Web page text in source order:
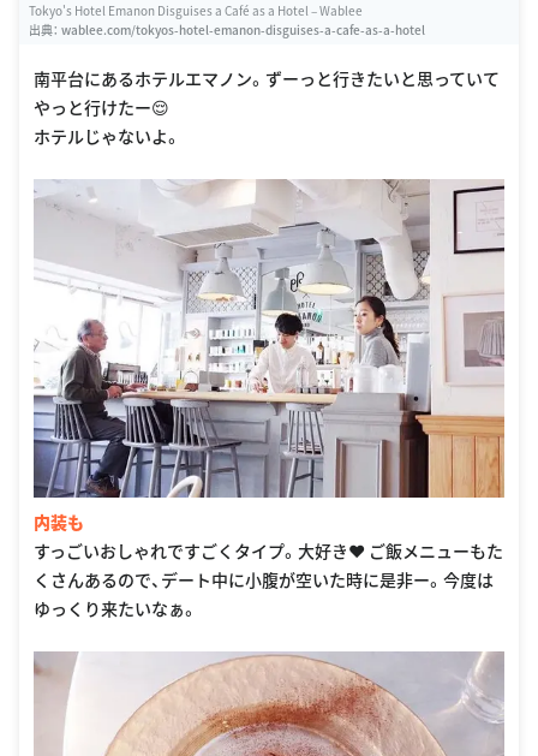
Tokyo's Hotel Emanon Disguises a Café as a Hotel – Wablee
出典： wablee.com/tokyos-hotel-emanon-disguises-a-cafe-as-a-hotel
南平台にあるホテルエマノン。ずーっと行きたいと思っていて
やっと行けたー😌
ホテルじゃないよ。
内装も
すっごいおしゃれですごくタイプ。大好き❤️ ご飯メニューもた
くさんあるので、デート中に小腹が空いた時に是非ー。今度は
ゆっくり来たいなぁ。